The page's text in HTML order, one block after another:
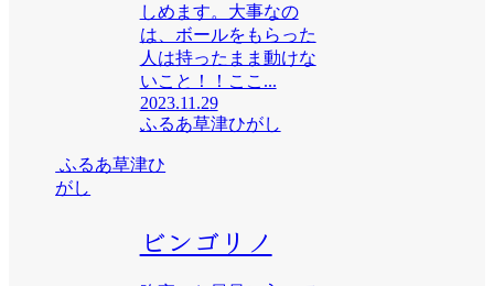
しめます。大事なの
は、ボールをもらった
人は持ったまま動けな
いこと！！ここ...
2023.11.29
ふるあ草津ひがし
ふるあ草津ひ
がし
ビンゴリノ